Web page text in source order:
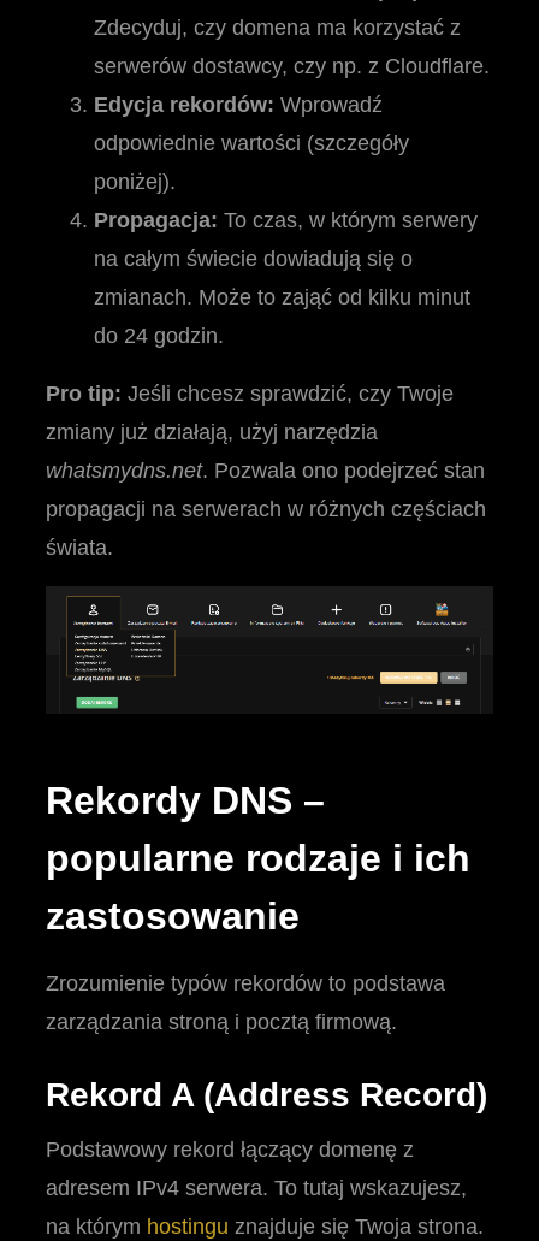
Zdecyduj, czy domena ma korzystać z
serwerów dostawcy, czy np. z Cloudflare.
Edycja rekordów: Wprowadź
odpowiednie wartości (szczegóły
poniżej).
Propagacja: To czas, w którym serwery
na całym świecie dowiadują się o
zmianach. Może to zająć od kilku minut
do 24 godzin.
Pro tip: Jeśli chcesz sprawdzić, czy Twoje
zmiany już działają, użyj narzędzia
whatsmydns.net. Pozwala ono podejrzeć stan
propagacji na serwerach w różnych częściach
świata.
Rekordy DNS –
popularne rodzaje i ich
zastosowanie
Zrozumienie typów rekordów to podstawa
zarządzania stroną i pocztą firmową.
Rekord A (Address Record)
Podstawowy rekord łączący domenę z
adresem IPv4 serwera. To tutaj wskazujesz,
na którym hostingu znajduje się Twoja strona.